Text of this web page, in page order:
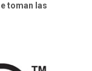
toman las